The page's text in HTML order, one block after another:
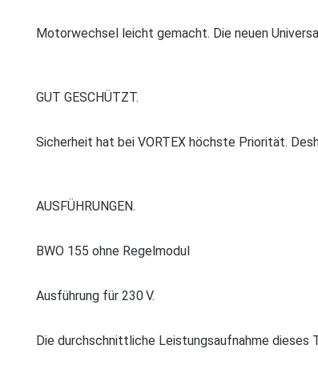
Motorwechsel leicht gemacht. Die neuen
GUT GESCHÜTZT.
Sicherheit hat bei VORTEX höchste ­Priorität.
AUSFÜHRUNGEN.
BWO 155 ohne Regel­modul
Ausführung für 230 V.
Die durchschnittliche Leistungsaufnahme dieses